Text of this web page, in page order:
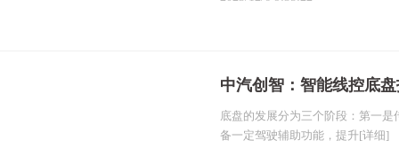
中汽创智：智能线控底
底盘的发展分为三个阶段：第一
备一定驾驶辅助功能，提升[详细]